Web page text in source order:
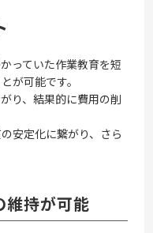
っていた作業教育を短
が可能です。
り、結果的に費用の削
安定化に繋がり、さら
維持が可能